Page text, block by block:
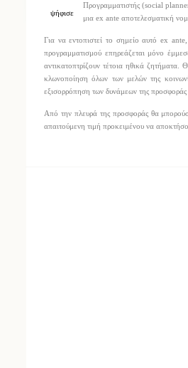
ψήφισε
Προγραμματιστής (social
μια ex ante αποτελεσματική
Για να εντοπιστεί το σημείο αυτό ex
προγραμματισμού επηρεάζεται μόνο
αντικατοπτρίζουν τέτοια ηθικά
κλωνοποίηση όλων των μελών της
εξισορρόπηση των δυνάμεων της
Από την πλευρά της προσφοράς θα
απαιτούμενη τιμή προκειμένου να